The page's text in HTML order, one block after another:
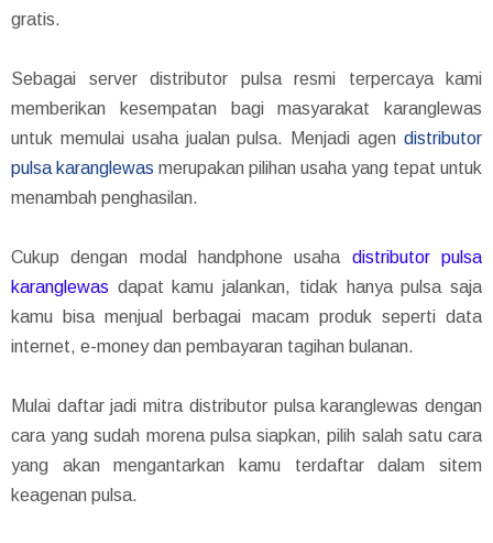
gratis.
Sebagai server distributor pulsa resmi terpercaya kami
memberikan kesempatan bagi masyarakat karanglewas
untuk memulai usaha jualan pulsa. Menjadi agen distributor
pulsa karanglewas merupakan pilihan usaha yang tepat untuk
menambah penghasilan.
Cukup dengan modal handphone usaha distributor pulsa
karanglewas dapat kamu jalankan, tidak hanya pulsa saja
kamu bisa menjual berbagai macam produk seperti data
internet, e-money dan pembayaran tagihan bulanan.
Mulai daftar jadi mitra distributor pulsa karanglewas dengan
cara yang sudah morena pulsa siapkan, pilih salah satu cara
yang akan mengantarkan kamu terdaftar dalam sitem
keagenan pulsa.